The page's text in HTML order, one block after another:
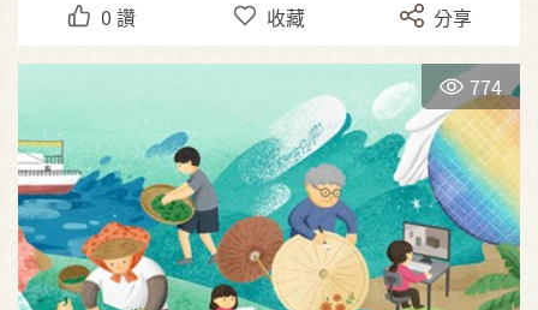
0 讚 收藏 分享
774